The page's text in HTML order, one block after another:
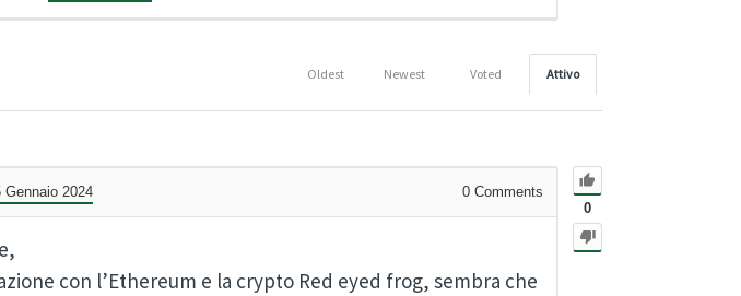
Attivo
Voted
Newest
Oldest
0
Gennaio 2024 0 Comments
con l’Ethereum e la crypto Red eyed frog, sembra che